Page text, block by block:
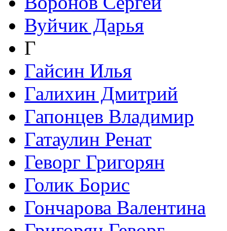
Вуйчик Дарья
Г
Гайсин Илья
Галихин Дмитрий
Гапонцев Владимир
Гатаулин Ренат
Геворг Григорян
Голик Борис
Гончарова Валентина